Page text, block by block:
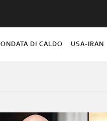
ONDATA DI CALDO USA-IRAN